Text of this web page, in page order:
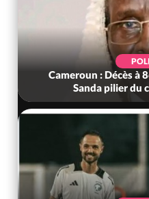
Cameroun : Décès à
Sanda pilier du